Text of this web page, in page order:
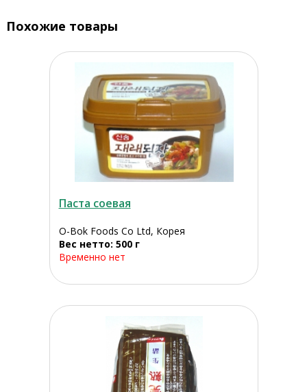
Похожие товары
Паста соевая
O-Bok Foods Co Ltd, Корея
Вес нетто: 500 г
Временно нет